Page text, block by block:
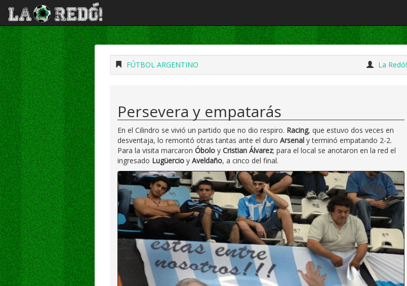
FÚTBOL ARGENTINO La Redó!
Persevera y empatarás
En el Cilindro se vivió un partido que no dio respiro. Racing, que estuvo dos veces en
desventaja, lo remontó otras tantas ante el duro Arsenal y terminó empatando 2-2.
Para la visita marcaron Óbolo y Cristian Álvarez; para el local se anotaron en la red el
ingresado Lugüercio y Aveldaño, a cinco del final.